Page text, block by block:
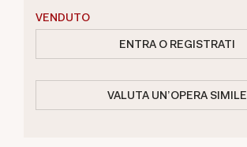
VENDUTO
ENTRA O REGISTRATI
VALUTA UN'OPERA SIMILE